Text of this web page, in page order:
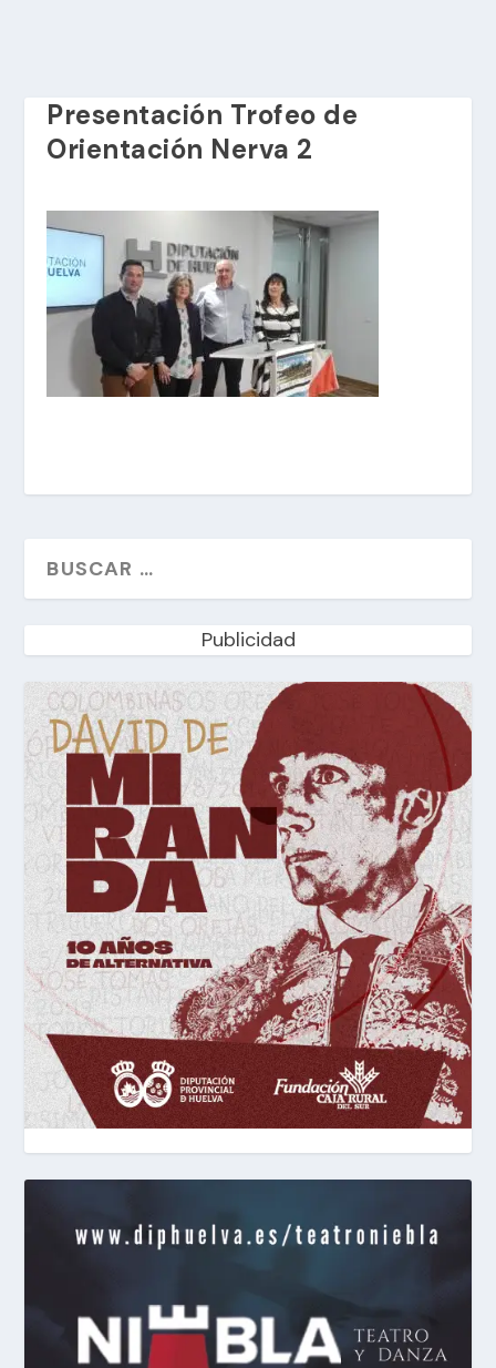
Presentación Trofeo de
Orientación Nerva 2
Publicidad